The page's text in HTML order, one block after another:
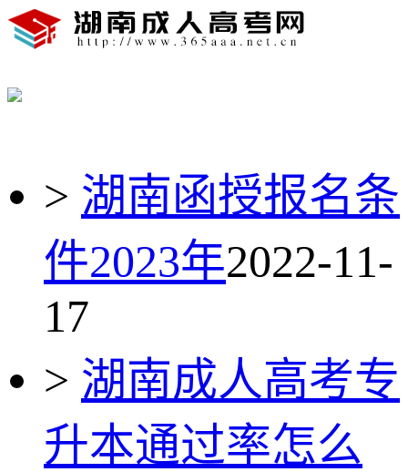
> 湖南函授报名条
件2023年2022-11-
17
> 湖南成人高考专
升本通过率怎么